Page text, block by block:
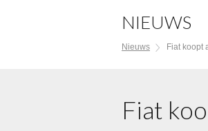
NIEUWS
Nieuws Fiat koopt
Fiat